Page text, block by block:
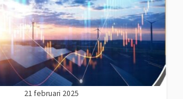
21 februari 2025